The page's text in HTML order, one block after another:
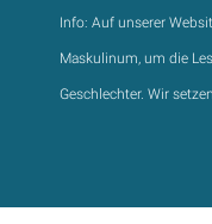
Info: Auf unserer
Maskulinum, um die
Geschlechter. Wir